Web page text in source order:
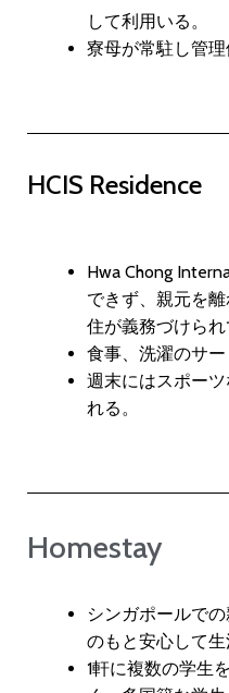
して利用いる 。
寮母が常駐し管理
HCIS Residence
Hwa Chong
できず、親元を
住が義務づけられ
食事、洗濯のサー
週末にはスポー
れる。
Homestay
シンガポールで
のもと安心して生
1軒に複数の学生